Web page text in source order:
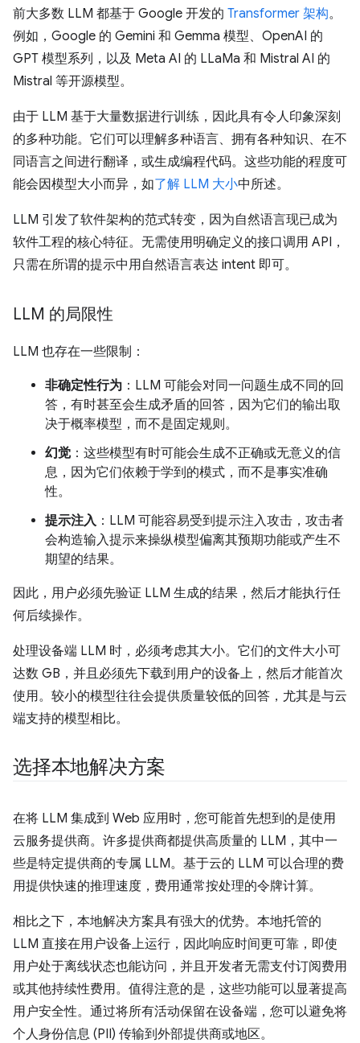
前大多数 LLM 都基于 Google 开发的 Transformer 架构。
例如，Google 的 Gemini 和 Gemma 模型、OpenAI 的
GPT 模型系列，以及 Meta AI 的 LLaMa 和 Mistral AI 的
Mistral 等开源模型。
由于 LLM 基于大量数据进行训练，因此具有令人印象深刻
的多种功能。它们可以理解多种语言、拥有各种知识、在不
同语言之间进行翻译，或生成编程代码。这些功能的程度可
能会因模型大小而异，如了解 LLM 大小中所述。
LLM 引发了软件架构的范式转变，因为自然语言现已成为
软件工程的核心特征。无需使用明确定义的接口调用 API，
只需在所谓的提示中用自然语言表达 intent 即可。
LLM 的局限性
LLM 也存在一些限制：
非确定性行为 ：LLM 可能会对同一问题生成不同的回
答，有时甚至会生成矛盾的回答，因为它们的输出取
决于概率模型，而不是固定规则。
幻觉 ：这些模型有时可能会生成不正确或无意义的信
息，因为它们依赖于学到的模式，而不是事实准确
性。
提示注入 ：LLM 可能容易受到提示注入攻击，攻击者
会构造输入提示来操纵模型偏离其预期功能或产生不
期望的结果。
因此，用户必须先验证 LLM 生成的结果，然后才能执行任
何后续操作。
处理设备端 LLM 时，必须考虑其大小。它们的文件大小可
达数 GB，并且必须先下载到用户的设备上，然后才能首次
使用。较小的模型往往会提供质量较低的回答，尤其是与云
端支持的模型相比。
选择本地解决方案
在将 LLM 集成到 Web 应用时，您可能首先想到的是使用
云服务提供商。许多提供商都提供高质量的 LLM，其中一
些是特定提供商的专属 LLM。基于云的 LLM 可以合理的费
用提供快速的推理速度，费用通常按处理的令牌计算。
相比之下，本地解决方案具有强大的优势。本地托管的
LLM 直接在用户设备上运行，因此响应时间更可靠，即使
用户处于离线状态也能访问，并且开发者无需支付订阅费用
或其他持续性费用。值得注意的是，这些功能可以显著提高
用户安全性。通过将所有活动保留在设备端，您可以避免将
个人身份信息 (PII) 传输到外部提供商或地区。